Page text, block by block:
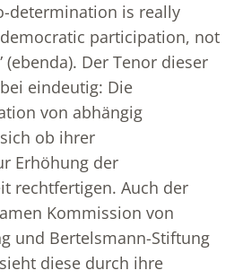
determination is really
participation, not
Der Tenor dieser
eindeutig: Die
von abhängig
ob ihrer
Erhöhung der
rechtfertigen. Auch der
Kommission von
und Bertelsmann-Stiftung
diese durch ihre